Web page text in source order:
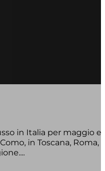
in Italia per maggio
in Toscana, Roma,